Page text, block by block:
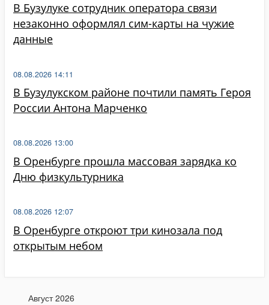
В Бузулуке сотрудник оператора связи
незаконно оформлял сим-карты на чужие
данные
В Бузулукском районе почтили память Героя
России Антона Марченко
08.08.2026 14:11
В Оренбурге прошла массовая зарядка ко
Дню физкультурника
08.08.2026 13:00
В Оренбурге откроют три кинозала под
открытым небом
08.08.2026 12:07
Август 2026